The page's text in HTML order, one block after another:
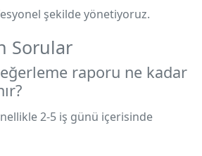
şekilde yönetiyoruz.
Sorular
raporu ne kadar
2-5 iş günü içerisinde